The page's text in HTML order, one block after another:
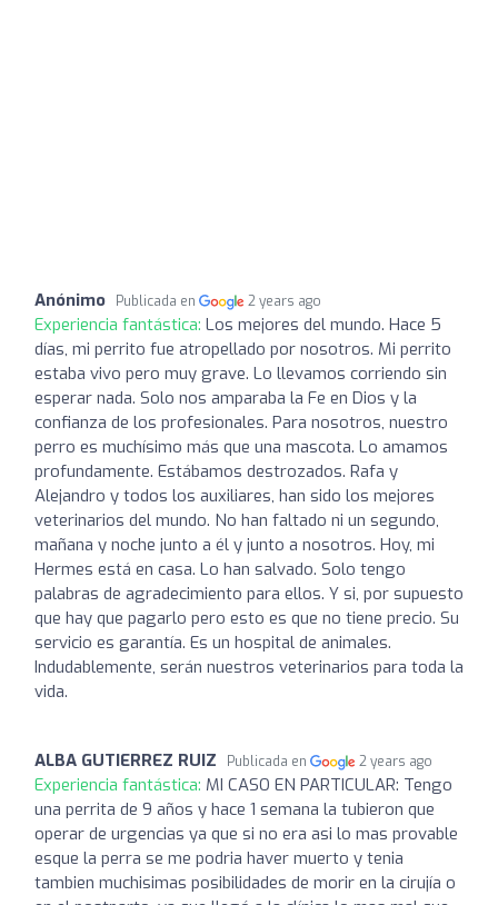
Anónimo Publicada en 2 years ago
Experiencia fantástica: Los mejores del mundo. Hace 5
días, mi perrito fue atropellado por nosotros. Mi perrito
estaba vivo pero muy grave. Lo llevamos corriendo sin
esperar nada. Solo nos amparaba la Fe en Dios y la
confianza de los profesionales. Para nosotros, nuestro
perro es muchísimo más que una mascota. Lo amamos
profundamente. Estábamos destrozados. Rafa y
Alejandro y todos los auxiliares, han sido los mejores
veterinarios del mundo. No han faltado ni un segundo,
mañana y noche junto a él y junto a nosotros. Hoy, mi
Hermes está en casa. Lo han salvado. Solo tengo
palabras de agradecimiento para ellos. Y si, por supuesto
que hay que pagarlo pero esto es que no tiene precio. Su
servicio es garantía. Es un hospital de animales.
Indudablemente, serán nuestros veterinarios para toda la
vida.
ALBA GUTIERREZ RUIZ Publicada en 2 years ago
Experiencia fantástica: MI CASO EN PARTICULAR: Tengo
una perrita de 9 años y hace 1 semana la tubieron que
operar de urgencias ya que si no era asi lo mas provable
esque la perra se me podria haver muerto y tenia
tambien muchisimas posibilidades de morir en la cirujía o